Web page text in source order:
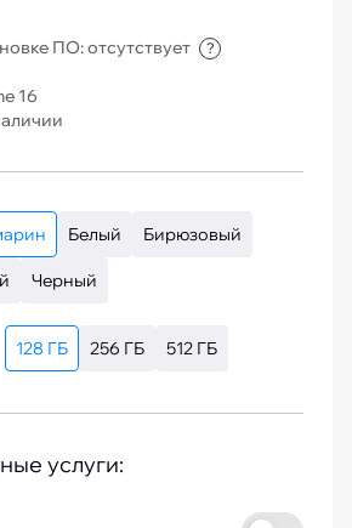
ПО: отсутствует ?
16
Белый Бирюзовый
Черный
128 ГБ 256 ГБ 512 ГБ
услуги: